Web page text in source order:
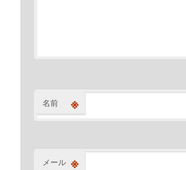
名前 ※
メール ※